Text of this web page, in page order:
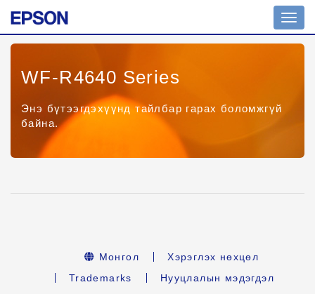
WF-R4640 Series
Энэ бүтээгдэхүүнд тайлбар гарах боломжгүй
байна.
Монгол
Хэрэглэх нөхцөл
Trademarks
Нууцлалын мэдэгдэл